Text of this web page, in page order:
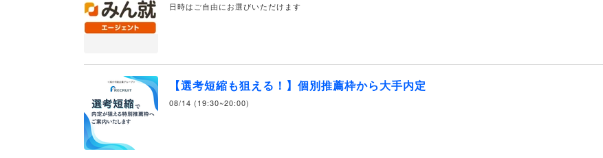
日時はご自由にお選びいただけます
【選考短縮も狙える！】個別推薦枠から大手内定
08/14 (19:30~20:00)